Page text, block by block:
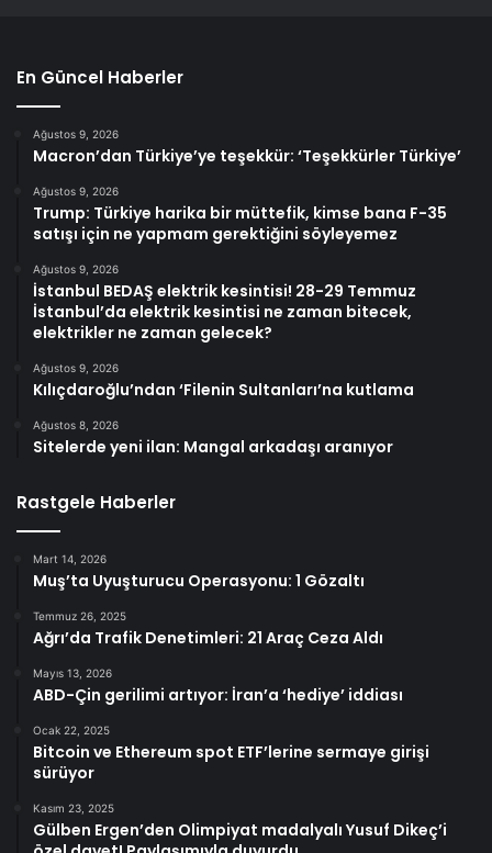
En Güncel Haberler
Ağustos 9, 2026
Macron’dan Türkiye’ye teşekkür: ‘Teşekkürler Türkiye’
Ağustos 9, 2026
Trump: Türkiye harika bir müttefik, kimse bana F-35
satışı için ne yapmam gerektiğini söyleyemez
Ağustos 9, 2026
İstanbul BEDAŞ elektrik kesintisi! 28-29 Temmuz
İstanbul’da elektrik kesintisi ne zaman bitecek,
elektrikler ne zaman gelecek?
Ağustos 9, 2026
Kılıçdaroğlu’ndan ‘Filenin Sultanları’na kutlama
Ağustos 8, 2026
Sitelerde yeni ilan: Mangal arkadaşı aranıyor
Rastgele Haberler
Mart 14, 2026
Muş’ta Uyuşturucu Operasyonu: 1 Gözaltı
Temmuz 26, 2025
Ağrı’da Trafik Denetimleri: 21 Araç Ceza Aldı
Mayıs 13, 2026
ABD-Çin gerilimi artıyor: İran’a ‘hediye’ iddiası
Ocak 22, 2025
Bitcoin ve Ethereum spot ETF’lerine sermaye girişi
sürüyor
Kasım 23, 2025
Gülben Ergen’den Olimpiyat madalyalı Yusuf Dikeç’i